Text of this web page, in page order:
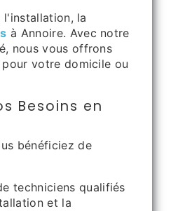
la
à Annoire. Avec notre
nous vous offrons
votre domicile ou
Besoins en
bénéficiez de
techniciens qualifiés
et la